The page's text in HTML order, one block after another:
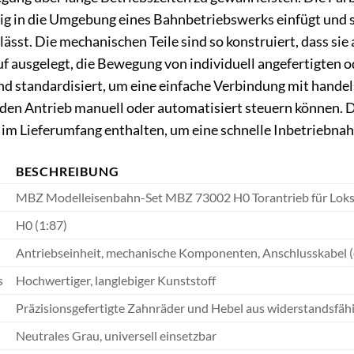
in die Umgebung eines Bahnbetriebswerks einfügt
Die mechanischen Teile sind so konstruiert, dass
ausgelegt, die Bewegung von individuell angefertigten
standardisiert, um eine einfache Verbindung mit
den Antrieb manuell oder automatisiert steuern
Lieferumfang enthalten, um eine schnelle
BESCHREIBUNG
MBZ Modelleisenbahn-Set MBZ 73002 H0 Torantrieb für
H0 (1:87)
Antriebseinheit, mechanische Komponenten, Anschlusskabel
Hochwertiger, langlebiger Kunststoff
Präzisionsgefertigte Zahnräder und Hebel aus
Neutrales Grau, universell einsetzbar